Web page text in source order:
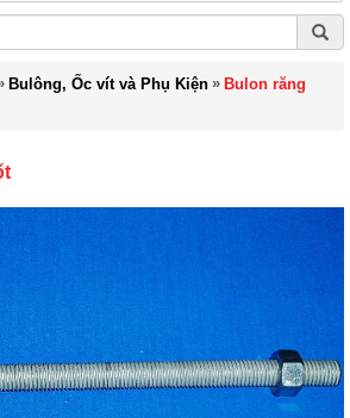
Bulông, Ốc vít và Phụ Kiện » Bulon răng